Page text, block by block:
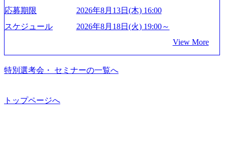
流工程、先端技術を学べる環境 【コンサルファーム経験
者】 ・専門領域に軸足を置きながら、他領域にもチャレン
ジできる環境 ・タイトルアップでのオファー ・現職ファー
ムより高いオファー年収 ・実力主義でプロモーションでき
る（ダブルスキップもあり） ・週に1度のアサインｍｔｇで
こまめに社員のキャリアについて検討してもらえる。結
果、なりたいキャリアを反映できるｐｊにアサインしても
るため、エンジニアの視点からも協業しクライアントへ価
度など】 独身寮：富山事業所の近くに、白風寮と青風寮の2
つの寮があり、以下の入居基準を満たす方が入居可能で
す。 ＜入居基準＞ ・満33歳までの独身者 ・自宅から勤務地
までの通勤総時間が2時間を超えること 住宅手当： 本社の
なるため、入居基準を満たす女性には住宅手当を支給しま
による引っ越し費用は、会社が負担します。 2026年8月18日
業界の情報を集めたい 働くイメージを具体的に知りたい M
&A業界にご興味がある方、転職を少しでもお考えの方はも
ちろん、情報収集をしたい方でも歓迎です。お気軽にご参
加ください。 当日は、質疑応答のお時間もご用意しており
ます。 是非、説明会にてお話できることを楽しみにしてお
ります。 説明会後にアンケート回答をお願いいたします。
オンライン(Google meets)
成⻑を遂げている。 現在コンサルティングファームでは外
資も含めて売上高TOP10にランクインしている。 主力事業
はITコンサルティング。幅広い業界の大企業を中心に、IT
支援している。 他方、インキュベーション事業を手掛けて
いるのも同社の特徴であり、 自社で新規事業開発も手掛け
つつ、複数社への出資～ハンズオン支援も行っている。 (参
ングファームや、Slerなどから優秀層が多数ジョイン。 http
応募期限
2026年8月13日(木) 16:00
スケジュール
2026年8月18日(火) 19:00～
View More
特別選考会・ セミナーの一覧へ
トップページへ